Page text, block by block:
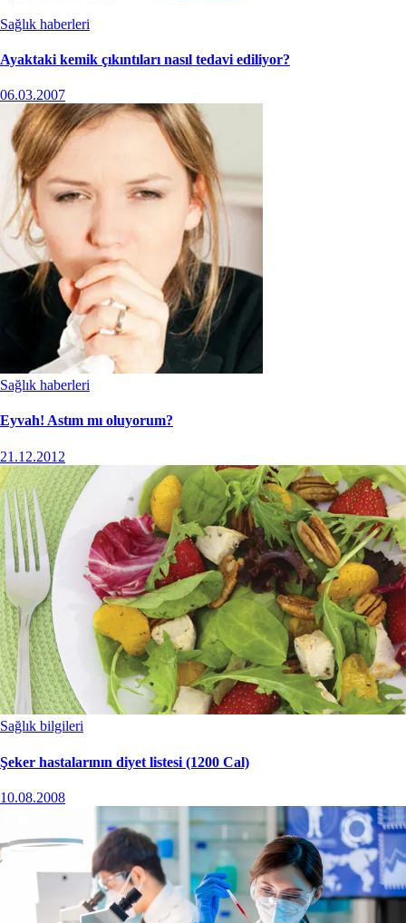
Sağlık haberleri
Ayaktaki kemik çıkıntıları nasıl tedavi ediliyor?
06.03.2007
Sağlık haberleri
Eyvah! Astım mı oluyorum?
21.12.2012
Sağlık bilgileri
Şeker hastalarının diyet listesi (1200 Cal)
10.08.2008